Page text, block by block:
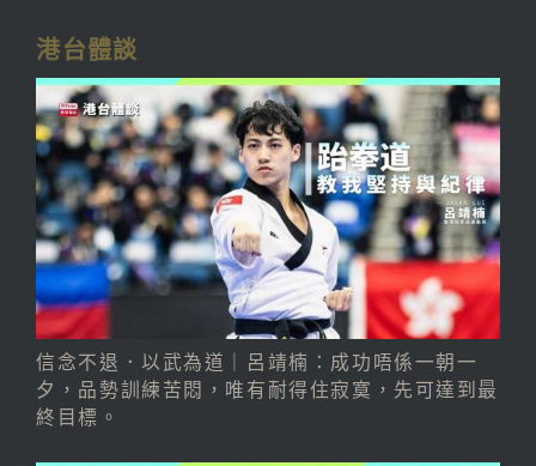
港台體談
信念不退．以武為道｜呂靖楠：成功唔係一朝一
夕，品勢訓練苦悶，唯有耐得住寂寞，先可達到最
終目標。